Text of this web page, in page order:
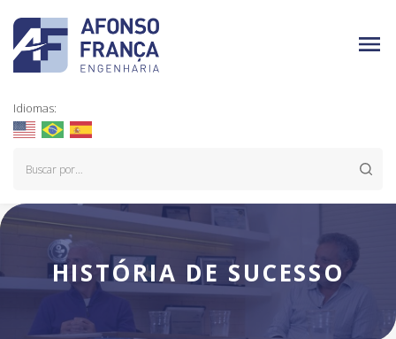
Idiomas:
HISTÓRIA DE SUCESSO